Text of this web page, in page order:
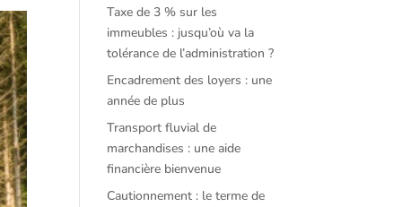
Taxe de 3 % sur les
immeubles : jusqu’où va la
tolérance de l’administration ?
Encadrement des loyers : une
année de plus
Transport fluvial de
marchandises : une aide
financière bienvenue
Cautionnement : le terme de